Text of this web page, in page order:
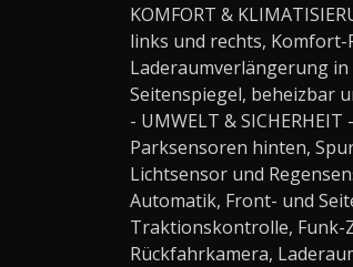
KOMFORT &
links und rechts,
Laderaumverlängerung
Seitenspiegel, beheizbar
- UMWELT &
Parksensoren hinten,
Lichtsensor und
Automatik, Front- und
Traktionskontrolle, Funk-
Rückfahrkamera,